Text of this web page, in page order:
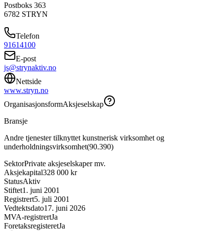
Postboks 363
6782 STRYN
Telefon
91614100
E-post
js@strynaktiv.no
Nettside
www.stryn.no
OrganisasjonsformAksjeselskap
Bransje
Andre tjenester tilknyttet kunstnerisk virksomhet og
underholdningsvirksomhet(90.390)
SektorPrivate aksjeselskaper mv.
Aksjekapital328 000 kr
StatusAktiv
Stiftet1. juni 2001
Registrert5. juli 2001
Vedtektsdato17. juni 2026
MVA-registrertJa
ForetaksregisteretJa